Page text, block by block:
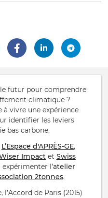
futur pour comprendre
climatique ?
à vivre une expérience
identifier les leviers
bas carbone.
L’Espace d'APRÈS-GE,
Impact et Swiss
l’atelier
2tonnes.
de Paris (2015)